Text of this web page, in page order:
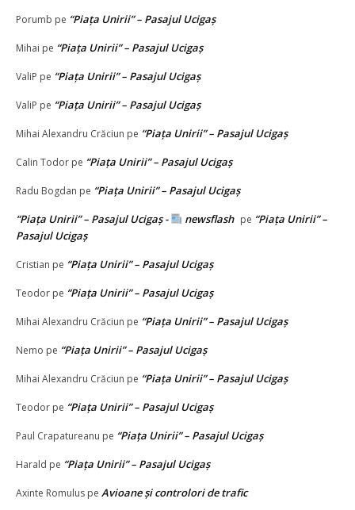
Porumb pe “Piața Unirii” – Pasajul Ucigaș
Mihai pe “Piața Unirii” – Pasajul Ucigaș
ValiP pe “Piața Unirii” – Pasajul Ucigaș
ValiP pe “Piața Unirii” – Pasajul Ucigaș
Mihai Alexandru Crăciun pe “Piața Unirii” – Pasajul Ucigaș
Calin Todor pe “Piața Unirii” – Pasajul Ucigaș
Radu Bogdan pe “Piața Unirii” – Pasajul Ucigaș
“Piața Unirii” – Pasajul Ucigaș -
newsflash pe “Piața Unirii” –
Pasajul Ucigaș
Cristian pe “Piața Unirii” – Pasajul Ucigaș
Teodor pe “Piața Unirii” – Pasajul Ucigaș
Mihai Alexandru Crăciun pe “Piața Unirii” – Pasajul Ucigaș
Nemo pe “Piața Unirii” – Pasajul Ucigaș
Mihai Alexandru Crăciun pe “Piața Unirii” – Pasajul Ucigaș
Teodor pe “Piața Unirii” – Pasajul Ucigaș
Paul Crapatureanu pe “Piața Unirii” – Pasajul Ucigaș
Harald pe “Piața Unirii” – Pasajul Ucigaș
Axinte Romulus pe Avioane și controlori de trafic